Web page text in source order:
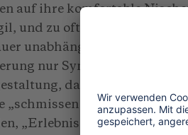
auf ihre komfortable
und zu oft abhängig von der
unabhängig sein
nur Symbolcharakter.
das Marketing oder
„schmissen den Laden“,
„Erlebnisse“ zu bieten. Die